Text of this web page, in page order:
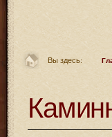
Вы здесь: